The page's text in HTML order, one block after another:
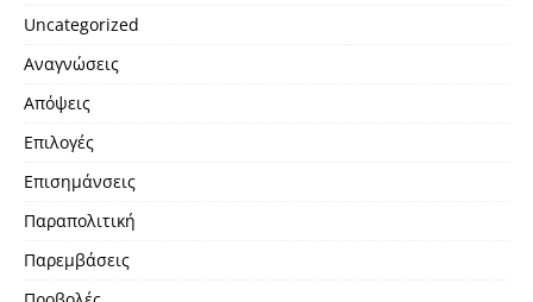
Uncategorized
Αναγνώσεις
Απόψεις
Επιλογές
Επισημάνσεις
Παραπολιτική
Παρεμβάσεις